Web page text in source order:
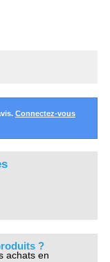
Connectez-vous
?
achats en